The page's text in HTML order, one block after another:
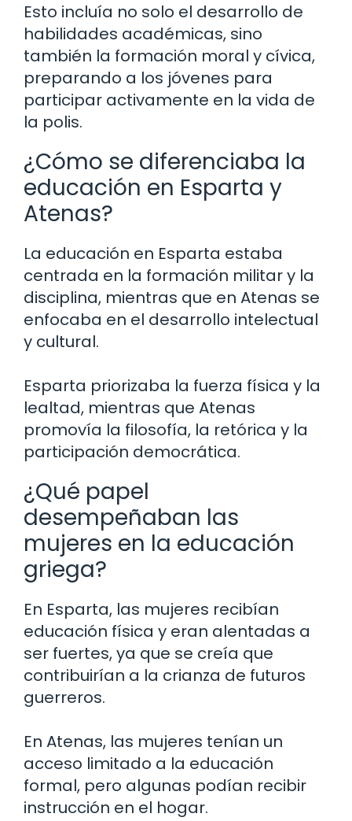
Esto incluía no solo el desarrollo de
habilidades académicas, sino
también la formación moral y cívica,
preparando a los jóvenes para
participar activamente en la vida de
la polis.
¿Cómo se diferenciaba la
educación en Esparta y
Atenas?
La educación en Esparta estaba
centrada en la formación militar y la
disciplina, mientras que en Atenas se
enfocaba en el desarrollo intelectual
y cultural.
Esparta priorizaba la fuerza física y la
lealtad, mientras que Atenas
promovía la filosofía, la retórica y la
participación democrática.
¿Qué papel
desempeñaban las
mujeres en la educación
griega?
En Esparta, las mujeres recibían
educación física y eran alentadas a
ser fuertes, ya que se creía que
contribuirían a la crianza de futuros
guerreros.
En Atenas, las mujeres tenían un
acceso limitado a la educación
formal, pero algunas podían recibir
instrucción en el hogar.